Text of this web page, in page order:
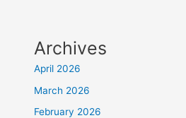
Archives
April 2026
March 2026
February 2026